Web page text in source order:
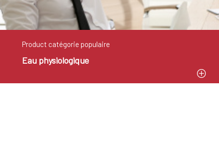
Product catégorie populaire
Eau physiologique